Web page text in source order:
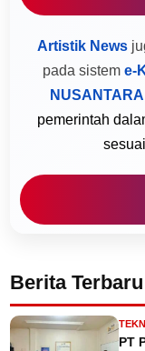
Artistik News
pada sistem e-
NUSANTARA
pemerintah
Berita Terbaru
PT